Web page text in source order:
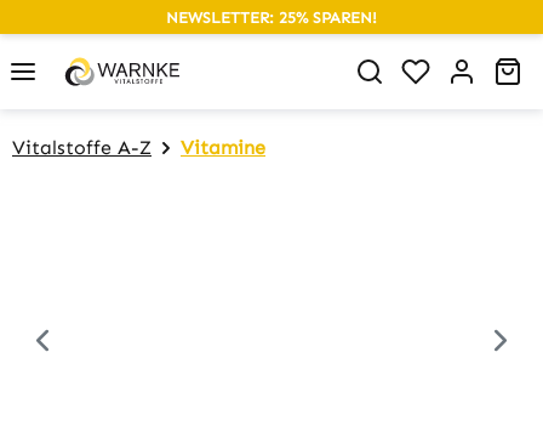
springen
NEWSLETTER: 25% SPAREN!
Du hast 0
Vitalstoffe A-Z Vitamine